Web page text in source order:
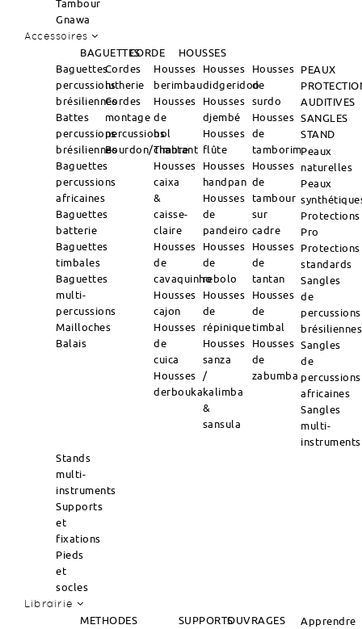
Tambour
Gnawa
Accessoires
BAGUETTESCORDE
HOUSSES
Baguettes
percussions
brésiliennes
Battes
percussions
brésiliennes
Baguettes
percussions
africaines
Baguettes
batterie
Baguettes
timbales
Baguettes
multi-
percussions
Mailloches
Balais
Cordes
lutherie
Cordes
montage
percussions
Bourdon/Timbre
Housses
berimbau
Housses
de
bol
chantant
Housses
caixa
&
caisse-
claire
Housses
de
cavaquinho
Housses
cajon
Housses
de
cuica
Housses
derbouka
Housses
didgeridoo
Housses
djembé
Housses
flûte
Housses
handpan
Housses
de
pandeiro
Housses
de
rebolo
Housses
de
répinique
Housses
sanza
/
kalimba
&
sansula
Housses
de
surdo
Housses
de
tamborim
Housses
de
tambour
sur
cadre
Housses
de
tantan
Housses
de
timbal
Housses
de
zabumba
PEAUX
AUDITIVES
SANGLES
STAND
Peaux
naturelles
Peaux
Protections
Pro
Protections
standards
Sangles
de
percussions
brésiliennes
Sangles
de
percussions
africaines
Sangles
multi-
instruments
Stands
multi-
instruments
Supports
et
fixations
Pieds
et
socles
Librairie
METHODES
SUPPORTSOUVRAGES
Apprendre